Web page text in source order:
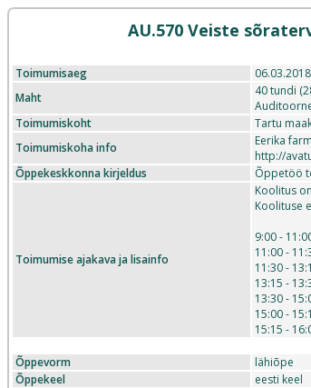
AU.570 Veiste
Toimumisaeg
Maht
40 tundi
Toimumiskoht
Tartu
Toimumiskoha info
Eerika
http://
Õppekeskkonna kirjeldus
Õppetöö
Toimumise ajakava ja lisainfo
Koolitus
Koolituse
9:00 -
11:00 -
11:30 -
13:15 -
13:30 -
15:00 -
15:15 -
Õppevorm
lähiõpe
Õppekeel
eesti keel